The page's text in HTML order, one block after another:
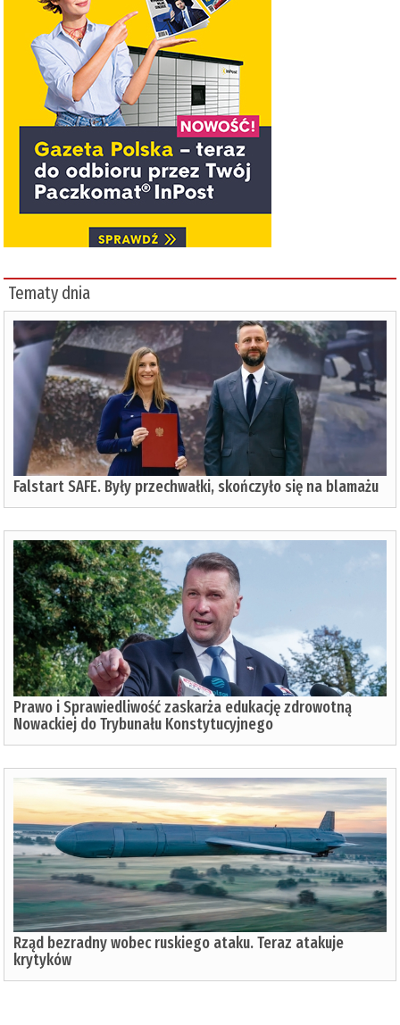
Tematy dnia
Falstart SAFE. Były przechwałki, skończyło się na blamażu
Prawo i Sprawiedliwość zaskarża edukację zdrowotną
Nowackiej do Trybunału Konstytucyjnego
Rząd bezradny wobec ruskiego ataku. Teraz atakuje
krytyków